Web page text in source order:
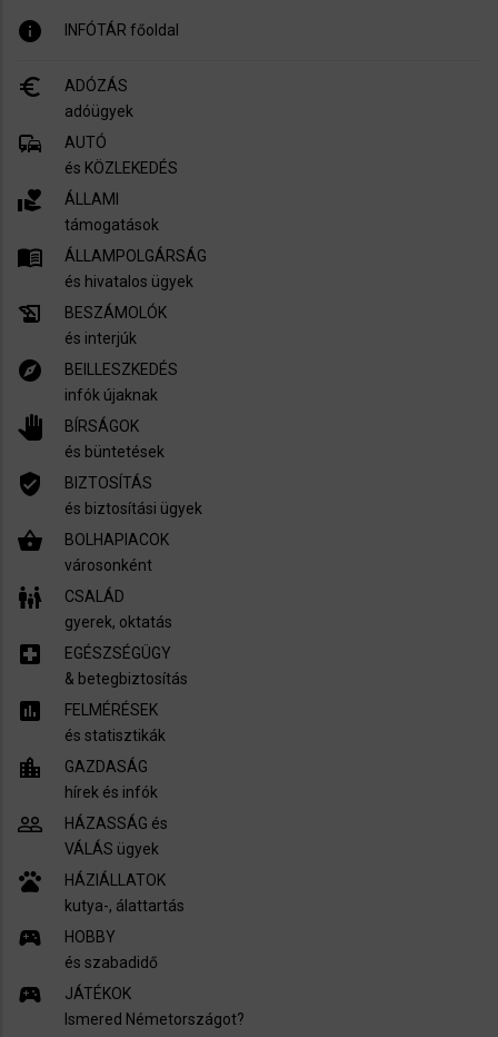
info INFÓTÁR főoldal
euro_symbol
ADÓZÁS
adóügyek
commute
AUTÓ
és KÖZLEKEDÉS
volunteer_activism
ÁLLAMI
támogatások
menu_book
ÁLLAMPOLGÁRSÁG
és hivatalos ügyek
history_edu
BESZÁMOLÓK
és interjúk
explore
BEILLESZKEDÉS
infók újaknak
pan_tool
BÍRSÁGOK
és büntetések
verified_user
BIZTOSÍTÁS
és biztosítási ügyek
shopping_basket
BOLHAPIACOK
városonként
family_restroom
CSALÁD
gyerek, oktatás
local_hospital
EGÉSZSÉGÜGY
​& betegbiztosítás
assessment
FELMÉRÉSEK
és statisztikák
location_city
GAZDASÁG
hírek és infók
people_outline
HÁZASSÁG és
VÁLÁS ügyek
pets
HÁZIÁLLATOK
kutya-, álattartás
sports_esports
HOBBY
és szabadidő
sports_esports
JÁTÉKOK
Ismered Németországot?